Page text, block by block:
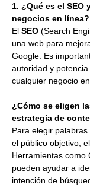
1. ¿Qué es el
negocios en línea?
El SEO (Search
una web para
Google. Es
autoridad y
cualquier negocio
¿Cómo se eligen
estrategia de
Para elegir
el público objetivo,
Herramientas como
pueden ayudar a
intención de